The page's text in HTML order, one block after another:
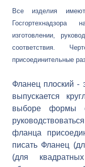
Все изделия имеют
изготовлении,
соответствия.
присоединительные
Фланец плоский -
выпускается
выборе формы
фланца
писать Фланец
(для